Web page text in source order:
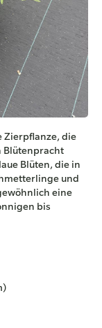
Zierpflanze, die
Blütenpracht
Blüten, die in
und
eine
bis